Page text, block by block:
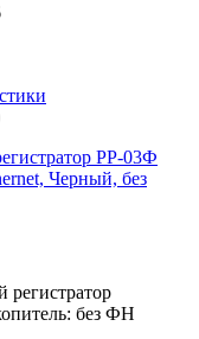
регистратор
без ФН